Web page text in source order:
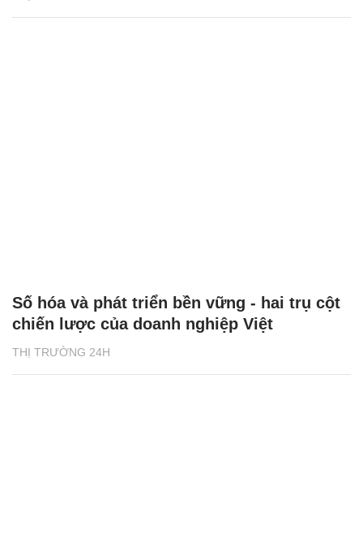
THỊ TRƯỜNG 24H
Số hóa và phát triển bền vững - hai trụ cột
chiến lược của doanh nghiệp Việt